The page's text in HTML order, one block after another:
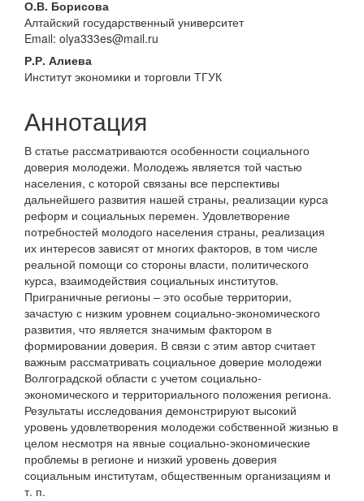
Основное
содержание
статьи
О.В. Борисова
Алтайский государственный университет
Email: olya333es@mail.ru
Р.Р. Алиева
Институт экономики и торговли ТГУК
Аннотация
В статье рассматриваются особенности социального
доверия молодежи. Молодежь является той частью
населения, с которой связаны все перспективы
дальнейшего развития нашей страны, реализации курса
реформ и социальных перемен. Удовлетворение
потребностей молодого населения страны, реализация
их интересов зависят от многих факторов, в том числе
реальной помощи со стороны власти, политического
курса, взаимодействия социальных институтов.
Приграничные регионы – это особые территории,
зачастую с низким уровнем социально-экономического
развития, что является значимым фактором в
формировании доверия. В связи с этим автор считает
важным рассматривать социальное доверие молодежи
Волгоградской области с учетом социально-
экономического и территориального положения региона.
Результаты исследования демонстрируют высокий
уровень удовлетворения молодежи собственной жизнью в
целом несмотря на явные социально-экономические
проблемы в регионе и низкий уровень доверия
социальным институтам, общественным организациям и
т. п.